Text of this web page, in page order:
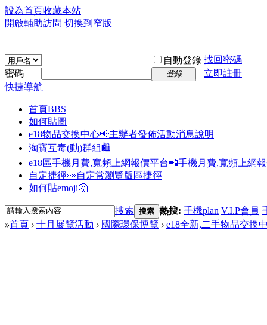
設為首頁收藏本站
開啟輔助訪問 切換到窄版
自動登錄 找回密碼
密碼
登錄
立即註冊
快捷導航
首頁BBS
如何貼圖
e18物品交換中心📢主辦者發佈活動消息說明
淘寶互毒(動)群組🛍️
e18區手機月費,寬頻上網報價平台📲手機月費,寬頻上網
自定捷徑👀自定常瀏覽版區捷徑
如何貼emoji🤔
搜索 搜索 熱搜: 手機plan V.I.P會員
»首頁 › 十月展覽活動 › 國際環保博覽 › e18全新,二手物品交換